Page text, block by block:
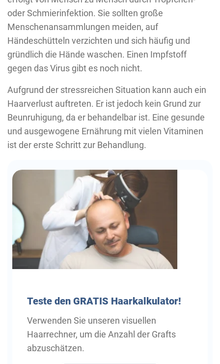
oder Schmierinfektion. Sie sollten große
Menschenansammlungen meiden, auf
Händeschütteln verzichten und sich häufig und
gründlich die Hände waschen. Einen Impfstoff
gegen das Virus gibt es noch nicht.
Aufgrund der stressreichen Situation kann auch ein
Haarverlust auftreten. Er ist jedoch kein Grund zur
Beunruhigung, da er behandelbar ist. Eine gesunde
und ausgewogene Ernährung mit vielen Vitaminen
ist der erste Schritt zur Behandlung.
Teste den GRATIS Haarkalkulator!
Verwenden Sie unseren visuellen
Haarrechner, um die Anzahl der Grafts
abzuschätzen.